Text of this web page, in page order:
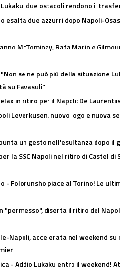
due ostacoli rendono il
esalta due azzurri dopo Napoli-
McTominay, Rafa Marin e
se ne può più della situazione
su Favasuli"
in ritiro per il Napoli: De
Leverkusen, nuovo logo e nuova
un gesto nell'esultanza dopo il
la SSC Napoli nel ritiro di Castel
- Folorunsho piace al Torino! Le
"permesso", diserta il ritiro del
Napoli, accelerata nel weekend
- Addio Lukaku entro il weekend!